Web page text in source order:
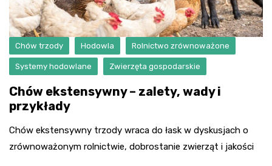
Chów trzody Hodowla Rolnictwo zrównoważone
Systemy hodowlane Zwierzęta gospodarskie
Chów ekstensywny – zalety, wady i
przykłady
Chów ekstensywny trzody wraca do łask w dyskusjach o
zrównoważonym rolnictwie, dobrostanie zwierząt i jakości